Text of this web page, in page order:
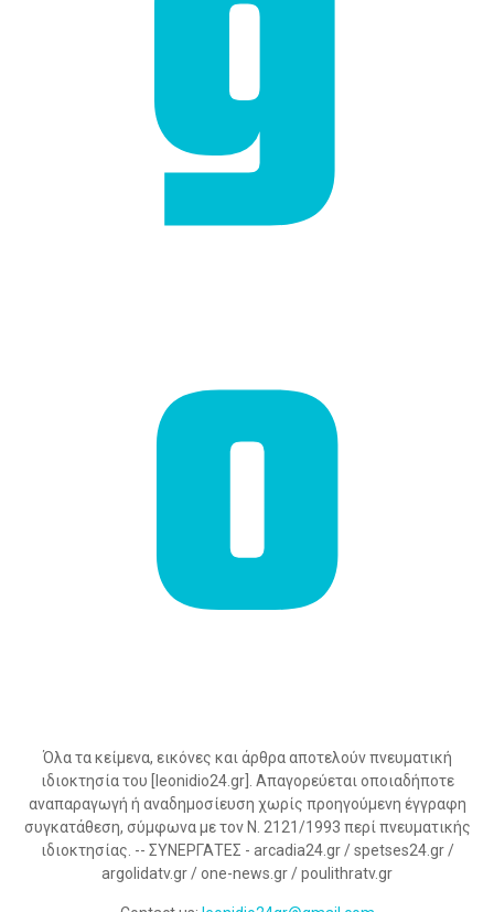
Όλα τα κείμενα, εικόνες και άρθρα αποτελούν πνευματική
ιδιοκτησία του [leonidio24.gr]. Απαγορεύεται οποιαδήποτε
αναπαραγωγή ή αναδημοσίευση χωρίς προηγούμενη έγγραφη
συγκατάθεση, σύμφωνα με τον Ν. 2121/1993 περί πνευματικής
ιδιοκτησίας. -- ΣΥΝΕΡΓΑΤΕΣ - arcadia24.gr / spetses24.gr /
argolidatv.gr / one-news.gr / poulithratv.gr